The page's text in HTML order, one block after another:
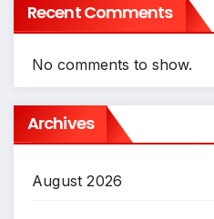
Recent Comments
No comments to show.
Archives
August 2026